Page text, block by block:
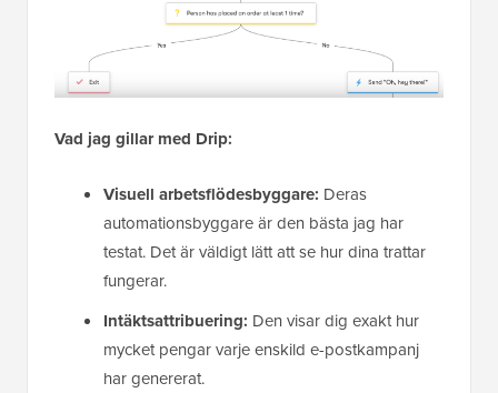
Vad jag gillar med Drip:
Visuell arbetsflödesbyggare: Deras
automationsbyggare är den bästa jag har
testat. Det är väldigt lätt att se hur dina trattar
fungerar.
Intäktsattribuering: Den visar dig exakt hur
mycket pengar varje enskild e-postkampanj
har genererat.